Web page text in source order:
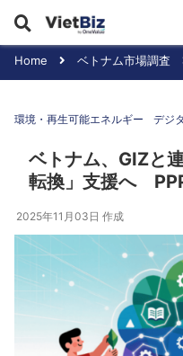
Home ベトナム市場調査
環境・再生可能エネルギー デジ
ベトナム、GIZと
転換」支援へ
2025年11月03日 作成